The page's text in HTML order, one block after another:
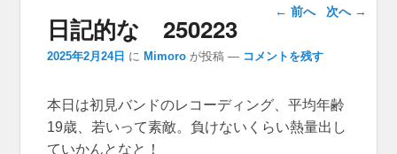
投稿ナビゲー
ション
← 前へ 次へ →
日記的な 250223
2025年2月24日 に Mimoro が投稿 — コメントを残す
本日は初見バンドのレコーディング、平均年齢
19歳、若いって素敵。負けないくらい熱量出し
ていかんとなと！